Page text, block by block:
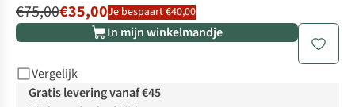
€75,00€35,00Je bespaart €40,00
In mijn winkelmandje
Vergelijk
Gratis levering vanaf €45